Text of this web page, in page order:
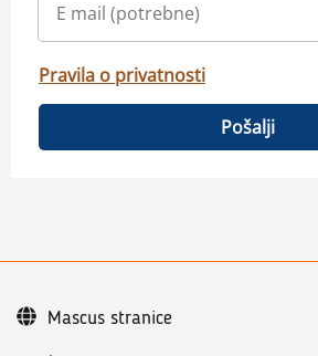
Pravila o privatnosti
Pošalji
Mascus stranice